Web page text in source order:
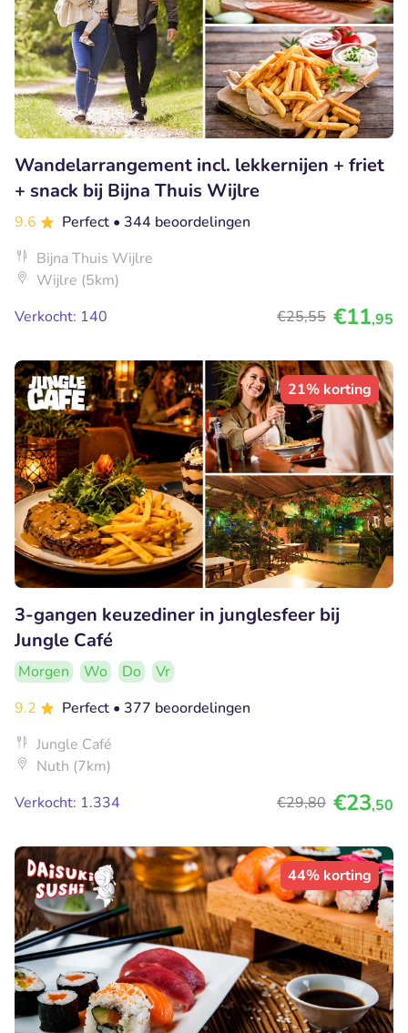
Wandelarrangement incl. lekkernijen + friet
+ snack bij Bijna Thuis Wijlre
9.6 Perfect • 344 beoordelingen
Bijna Thuis Wijlre
Wijlre (5km)
Verkocht: 140
€25,55 €11,95
21% korting
3-gangen keuzediner in junglesfeer bij
Jungle Café
Morgen Wo Do
Vr
9.2
Perfect • 377 beoordelingen
Jungle Café
Nuth (7km)
Verkocht: 1.334
€29,80 €23,50
44% korting